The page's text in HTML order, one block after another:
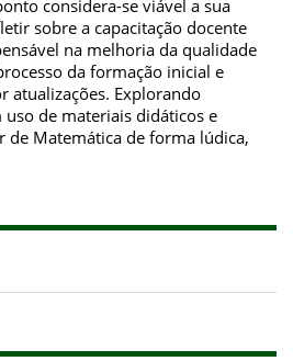
considera-se viável a sua
sobre a capacitação docente
na melhoria da qualidade
da formação inicial e
atualizações. Explorando
de materiais didáticos e
de Matemática de forma lúdica,